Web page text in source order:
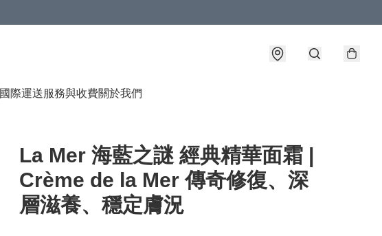
國際運送服務與收費關於我們
La Mer 海藍之謎 經典精華面霜 |
Crème de la Mer 傳奇修復、深
層滋養、穩定膚況